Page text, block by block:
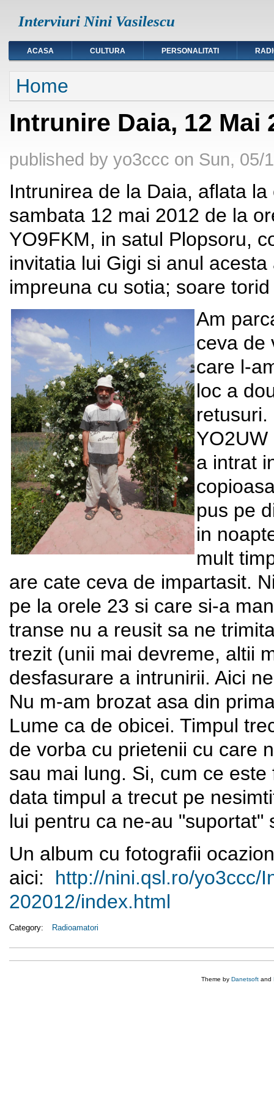
Interviuri Nini Vasilescu
ACASA CULTURA PERSONALITATI
You are here
Home
Intrunire Daia, 12 Mai
published by yo3ccc on Sun, 05/
Intrunirea de la Daia, aflata
sambata 12 mai 2012 de la
YO9FKM, in satul Plopsoru,
invitatia lui Gigi si anul
impreuna cu sotia; soare
Am
ceva de
care l-
loc a
a intrat
pus pe
in
mult
are cate ceva de impartasit.
pe la orele 23 si care si-a
transe nu a reusit sa ne
trezit (unii mai devreme, altii
desfasurare a intrunirii. Aici
Nu m-am brozat asa din
Lume ca de obicei. Timpul
de vorba cu prietenii cu care
sau mai lung. Si, cum ce
data timpul a trecut pe
lui pentru ca ne-au "suportat"
Un album cu fotografii
aici: http://nini.qsl.ro/yo3ccc/
202012/index.html
Category: Radioamatori
Theme by Danetsoft and